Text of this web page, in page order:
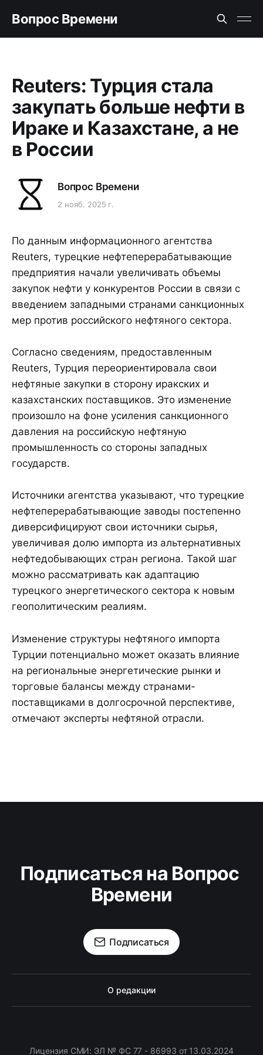
Вопрос Времени
Reuters: Турция стала
закупать больше нефти в
Ираке и Казахстане, а не
в России
Вопрос Времени
2 нояб. 2025 г.
По данным информационного агентства
Reuters, турецкие нефтеперерабатывающие
предприятия начали увеличивать объемы
закупок нефти у конкурентов России в связи с
введением западными странами санкционных
мер против российского нефтяного сектора.
Согласно сведениям, предоставленным
Reuters, Турция переориентировала свои
нефтяные закупки в сторону иракских и
казахстанских поставщиков. Это изменение
произошло на фоне усиления санкционного
давления на российскую нефтяную
промышленность со стороны западных
государств.
Источники агентства указывают, что турецкие
нефтеперерабатывающие заводы постепенно
диверсифицируют свои источники сырья,
увеличивая долю импорта из альтернативных
нефтедобывающих стран региона. Такой шаг
можно рассматривать как адаптацию
турецкого энергетического сектора к новым
геополитическим реалиям.
Изменение структуры нефтяного импорта
Турции потенциально может оказать влияние
на региональные энергетические рынки и
торговые балансы между странами-
поставщиками в долгосрочной перспективе,
отмечают эксперты нефтяной отрасли.
Подписаться на Вопрос
Времени
Подписаться
О редакции
Лицензия СМИ: ЭЛ № ФС 77 - 86993 от 13.03.2024